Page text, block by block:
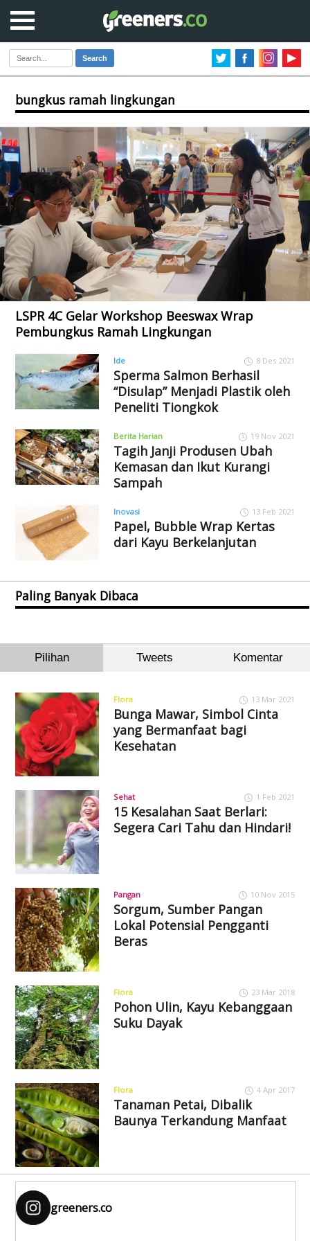
Search
bungkus ramah lingkungan
LSPR 4C Gelar Workshop Beeswax Wrap
Pembungkus Ramah Lingkungan
Ide 8 Des 2021
Sperma Salmon Berhasil
“Disulap” Menjadi Plastik oleh
Peneliti Tiongkok
Berita Harian 19 Nov 2021
Tagih Janji Produsen Ubah
Kemasan dan Ikut Kurangi
Sampah
Inovasi 13 Feb 2021
Papel, Bubble Wrap Kertas
dari Kayu Berkelanjutan
Paling Banyak Dibaca
Pilihan Tweets Komentar
Flora 13 Mar 2021
Bunga Mawar, Simbol Cinta
yang Bermanfaat bagi
Kesehatan
Sehat 1 Feb 2021
15 Kesalahan Saat Berlari:
Segera Cari Tahu dan Hindari!
Pangan 10 Nov 2015
Sorgum, Sumber Pangan
Lokal Potensial Pengganti
Beras
Flora 23 Mar 2018
Pohon Ulin, Kayu Kebanggaan
Suku Dayak
Flora 4 Apr 2017
Tanaman Petai, Dibalik
Baunya Terkandung Manfaat
greeners.co